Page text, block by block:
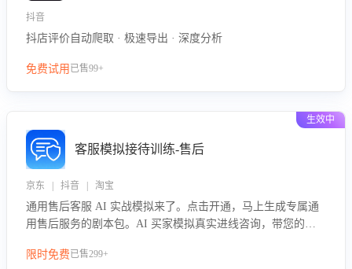
抖音
抖店评价自动爬取 · 极速导出 · 深度分析
免费试用 已售99+
生效中
客服模拟接待训练-售后
京东 | 抖音 | 淘宝
通用售后客服 AI 实战模拟来了。点击开通，马上生成专属通
用售后服务的剧本包。AI 买家模拟真实进线咨询，带您的客
要点，轻松提升服务能力。
限时免费已售299+